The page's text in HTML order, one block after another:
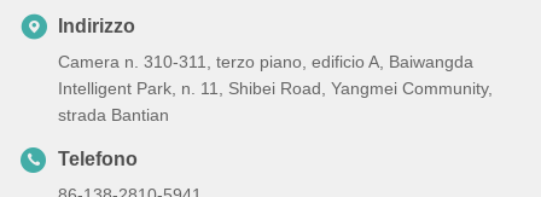
Indirizzo
Camera n. 310-311, terzo piano, edificio A, Baiwangda
Intelligent Park, n. 11, Shibei Road, Yangmei Community,
strada Bantian
Telefono